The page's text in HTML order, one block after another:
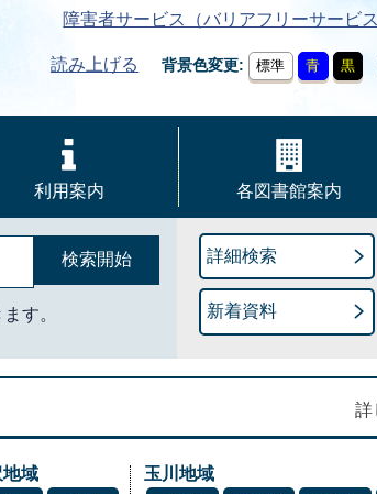
障害者サービス（バリアフリーサービス
読み上げる 背景色変更 標準 青 黒
利用案内 各図書館案内
す。
詳細検索
新着資料
詳
域
玉川地域